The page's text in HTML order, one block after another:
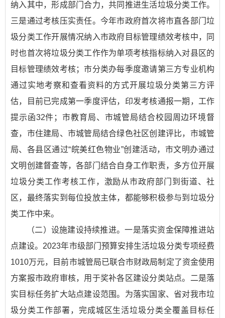
纳入其中，形成部门合力，共同推进生活垃圾分类工作。
三是通过考核压实责任。今年市政府首次将市直各部门垃
圾分类工作开展情况纳入市政府目标管理绩效考核中，同
时也首次将垃圾分类工作作为单项考核指标纳入对县区的
目标管理绩效考核；市分类办每季度邀请第三方专业机构
通过实地考察和查看资料的方式开展垃圾分类第三方评
估，目前已完成第一季度评估，印发考核通报一期，工作
提示函32件；市教育局、市城管局结合校园周边环境督
查，市住建局、市城管局结合绿色社区创建评比，市城管
局、各县区通过“皖美红色物业”创建活动，市文明办通过
文明创建督查等，各部门结合自身工作职责，多方位开展
垃圾分类工作考核工作，激励从市政府部门到街道、社
区，最终落实到每位投放主体，都能够积极参与到垃圾分
类工作中来。
（二）设施建设持续推进。一是落实资金保障推进站
点建设。2023年市级部门预算安排生活垃圾分类专项经费
1010万元，目前市城管局已联合市财政局制定了资金使用
方案报市政府审核，用于奖补各区建设分类站点。二是落
实目标任务扩大站点建设范围。为落实国家、省对我市垃
圾分类工作部署，完成城区生活垃圾分类全覆盖目标任